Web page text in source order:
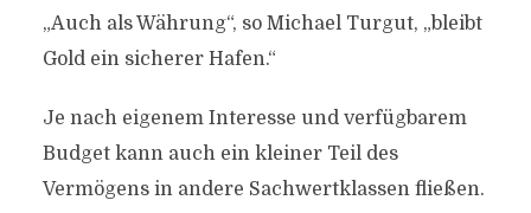
„Auch als Währung“, so Michael Turgut, „bleibt
Gold ein sicherer Hafen.“
Je nach eigenem Interesse und verfügbarem
Budget kann auch ein kleiner Teil des
Vermögens in andere Sachwertklassen fließen.